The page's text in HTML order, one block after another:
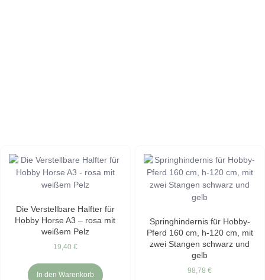
Die Verstellbare Halfter für
Hobby Horse A3 – rosa mit
weißem Pelz
19,40 €
In den Warenkorb
Springhindernis für Hobby-
Pferd 160 cm, h-120 cm, mit
zwei Stangen schwarz und
gelb
98,78€